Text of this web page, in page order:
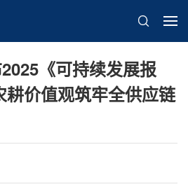
《可持续发展报
耕价值观筑牢全供应链